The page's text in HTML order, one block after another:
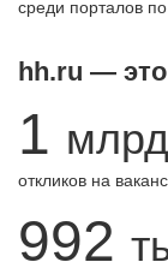
среди порталов
hh.ru — это
1 млрд
откликов на
992